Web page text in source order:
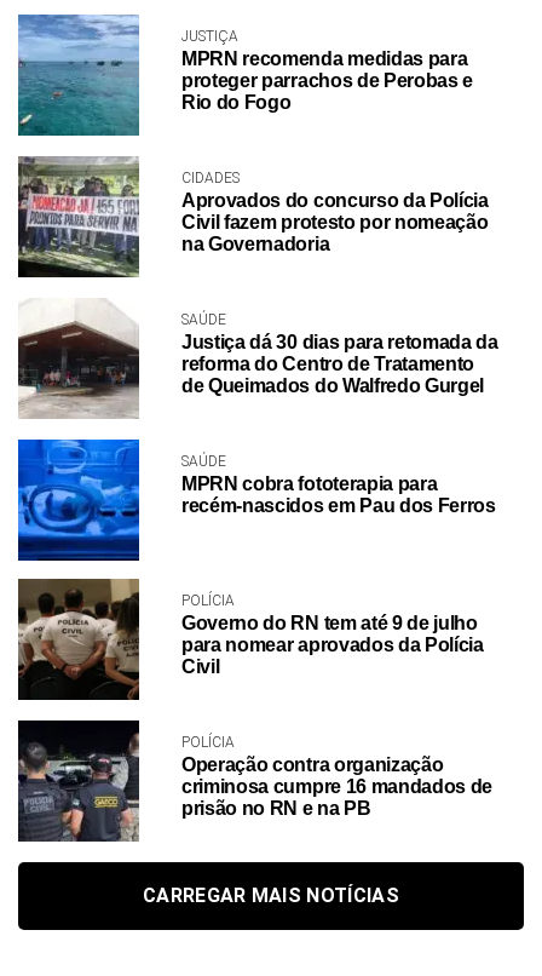
JUSTIÇA
MPRN recomenda medidas para
proteger parrachos de Perobas e
Rio do Fogo
CIDADES
Aprovados do concurso da Polícia
Civil fazem protesto por nomeação
na Governadoria
SAÚDE
Justiça dá 30 dias para retomada da
reforma do Centro de Tratamento
de Queimados do Walfredo Gurgel
SAÚDE
MPRN cobra fototerapia para
recém-nascidos em Pau dos Ferros
POLÍCIA
Governo do RN tem até 9 de julho
para nomear aprovados da Polícia
Civil
POLÍCIA
Operação contra organização
criminosa cumpre 16 mandados de
prisão no RN e na PB
CARREGAR MAIS NOTÍCIAS